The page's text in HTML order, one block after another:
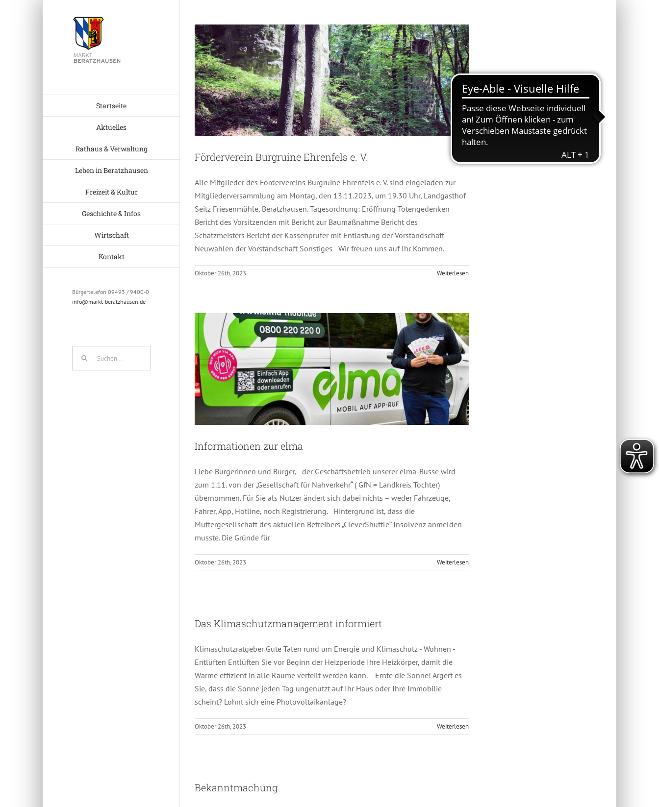
Startseite
Aktuelles
Rathaus & Verwaltung
Leben in Beratzhausen
Freizeit & Kultur
Geschichte & Infos
Wirtschaft
Kontakt
Bürgertelefon 09493 / 9400-0
info@markt-beratzhausen.de
Förderverein Burgruine Ehrenfels e. V.
Alle Mitglieder des Fördervereins Burgruine Ehrenfels e. V. sind eingeladen zur
Mitgliederversammlung am Montag, den 13.11.2023, um 19.30 Uhr, Landgasthof
Seitz Friesenmühle, Beratzhausen. Tagesordnung: Eröffnung Totengedenken
Bericht des Vorsitzenden mit Bericht zur Baumaßnahme Bericht des
Schatzmeisters Bericht der Kassenprüfer mit Entlastung der Vorstandschaft
Neuwahlen der Vorstandschaft Sonstiges Wir freuen uns auf Ihr Kommen.
Oktober 26th, 2023 Weiterlesen
Informationen zur elma
Informationen zur elma
Liebe Bürgerinnen und Bürger, der Geschäftsbetrieb unserer elma-Busse wird
zum 1.11. von der „Gesellschaft für Nahverkehr“ ( GfN = Landkreis Tochter)
übernommen. Für Sie als Nutzer ändert sich dabei nichts – weder Fahrzeuge,
Fahrer, App, Hotline, noch Registrierung. Hintergrund ist, dass die
Muttergesellschaft des aktuellen Betreibers „CleverShuttle“ Insolvenz anmelden
musste. Die Gründe für
Oktober 26th, 2023 Weiterlesen
Das Klimaschutzmanagement informiert
Klimaschutzratgeber Gute Taten rund um Energie und Klimaschutz - Wohnen -
Entlüften Entlüften Sie vor Beginn der Heizperiode Ihre Heizkörper, damit die
Wärme effizient in alle Räume verteilt werden kann. Ernte die Sonne! Ärgert es
Sie, dass die Sonne jeden Tag ungenutzt auf Ihr Haus oder Ihre Immobilie
scheint? Lohnt sich eine Photovoltaikanlage?
Oktober 26th, 2023 Weiterlesen
Bekanntmachung